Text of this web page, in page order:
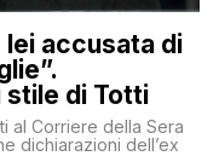
lei accusata di
stile di Totti
al Corriere della Sera
dichiarazioni dell’ex